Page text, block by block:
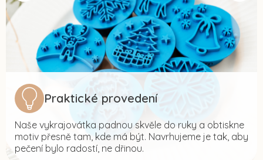
Praktické provedení
Naše vykrajovátka padnou skvěle do ruky a obtiskne
motiv přesně tam, kde má být. Navrhujeme je tak, aby
pečení bylo radostí, ne dřinou.